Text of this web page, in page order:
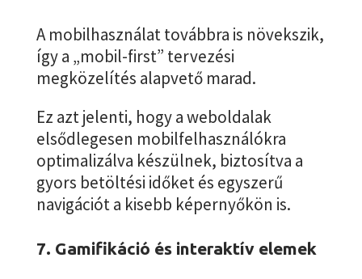
A mobilhasználat továbbra is növekszik,
így a „mobil-first” tervezési
megközelítés alapvető marad.
Ez azt jelenti, hogy a weboldalak
elsődlegesen mobilfelhasználókra
optimalizálva készülnek, biztosítva a
gyors betöltési időket és egyszerű
navigációt a kisebb képernyőkön is.
7. Gamifikáció és interaktív elemek